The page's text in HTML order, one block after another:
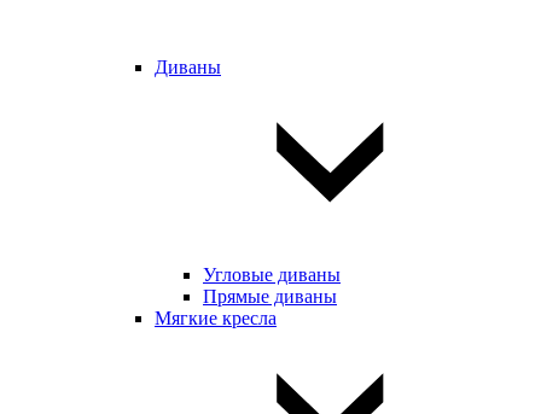
Диваны
Угловые диваны
Прямые диваны
Мягкие кресла